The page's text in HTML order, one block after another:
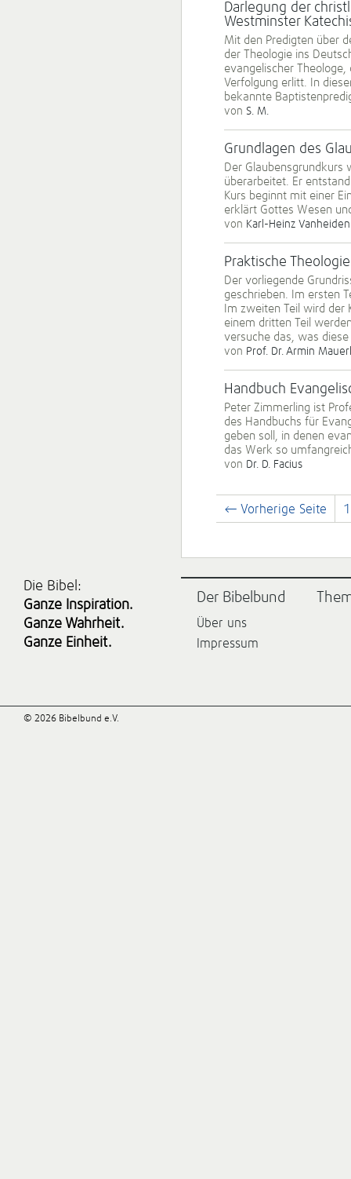
Darlegung der
Westminster
Mit den Predigten über
der Theologie ins
evangelischer
Verfolgung erlitt. In
bekannte
von S. M.
Grund­la­gen des
Der
überarbeitet. Er
Kurs beginnt mit einer
erklärt Gottes Wesen
von Karl-Heinz Vanheiden
Prak­­tische
Der vorliegende
geschrieben. Im ersten
Im zweiten Teil wird
einem dritten Teil
versuche das, was
von Prof. Dr. Armin
Handbuch
Peter Zimmerling ist
des Handbuchs für
geben soll, in denen
das Werk so
von Dr. D. Facius
← Vorherige Seite 1
Die Bibel:
Ganze Inspiration.
Ganze Wahrheit.
Ganze Einheit.
Der Bibelbund
Über uns
Impressum
© 2026 Bibelbund e.V.